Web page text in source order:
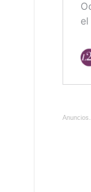
Anuncios.